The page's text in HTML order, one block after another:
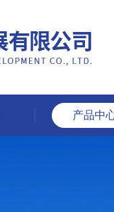
产品中